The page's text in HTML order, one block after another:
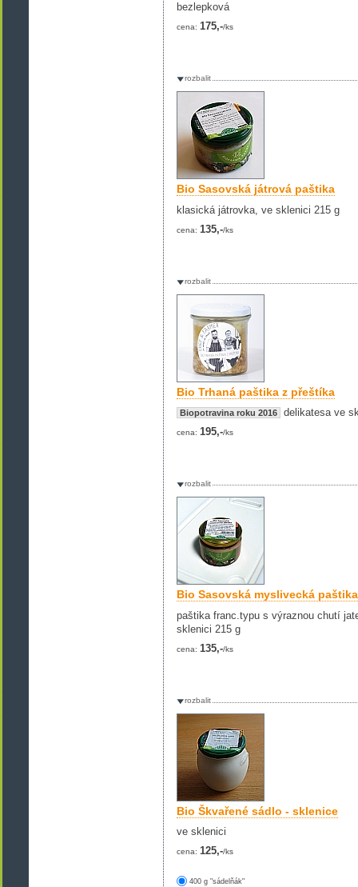
bezlepková
cena: 175,-/ks
rozbalit
Bio Sasovská játrová paštika
klasická játrovka, ve sklenici 215 g
cena: 135,-/ks
rozbalit
Bio Trhaná paštika z přeštíka
Biopotravina roku 2016 delikatesa ve
cena: 195,-/ks
rozbalit
Bio Sasovská myslivecká paštika
paštika franc.typu s výraznou chutí
sklenici 215 g
cena: 135,-/ks
rozbalit
Bio Škvařené sádlo - sklenice
ve sklenici
cena: 125,-/ks
400 g "sádelňák"